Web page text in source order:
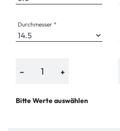
Durchmesser
− +
Bitte Werte auswählen